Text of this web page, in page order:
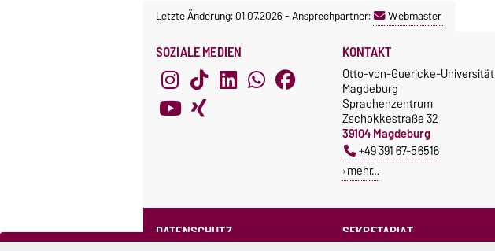
Letzte Änderung: 01.07.2026-Ansprechpartner: Webmaster
SOZIALE MEDIEN KONTAKT
Otto-von-Guericke-Universität
Magdeburg
Sprachenzentrum
Zschokkestraße 32
39104 Magdeburg
+49 391 67-56516
mehr…
DATENSCHUTZ SEKRETARIAT